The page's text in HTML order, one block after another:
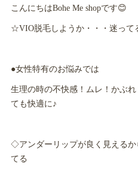
こんにちはBohe Me shopです😊
☆VIO脱毛しようか・・・迷っ
●女性特有のお悩みでは
生理の時の不快感！ムレ！かぶ
ても快適に♪
◇アンダーリップが良く見える
てる